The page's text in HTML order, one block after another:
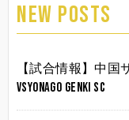
NEW POSTS
【試合情報】中国
vsYonago Genki SC